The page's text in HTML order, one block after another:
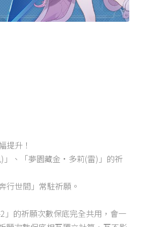
升！
、「夢園藏金·多莉(雷)」的祈
世間」常駐祈願。
的祈願次數保底完全共用，會一